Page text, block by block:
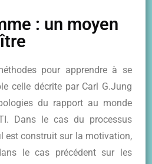
: un moyen
pour apprendre à se
celle décrite par Carl G.Jung
du rapport au monde
Dans le cas du processus
est construit sur la motivation,
le cas précédent sur les